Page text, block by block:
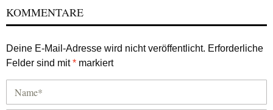
KOMMENTARE
Deine E-Mail-Adresse wird nicht veröffentlicht. Erforderliche
Felder sind mit* markiert